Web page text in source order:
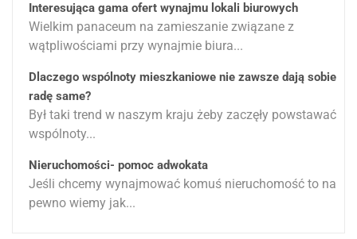
Interesująca gama ofert wynajmu lokali biurowych
Wielkim panaceum na zamieszanie związane z
wątpliwościami przy wynajmie biura...
Dlaczego wspólnoty mieszkaniowe nie zawsze dają sobie
radę same?
Był taki trend w naszym kraju żeby zaczęły powstawać
wspólnoty...
Nieruchomości- pomoc adwokata
Jeśli chcemy wynajmować komuś nieruchomość to na
pewno wiemy jak...